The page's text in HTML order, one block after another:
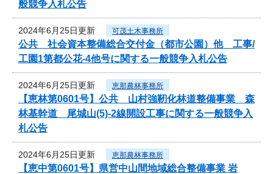
般競争入札公告
2024年6月25日更新 可茂土木事務所
公共 社会資本整備総合交付金（都市公園）他 工事/
工園1第都公花-4他号に関する一般競争入札公告
2024年6月25日更新 恵那農林事務所
【恵林第0601号】公共 山村強靭化林道整備事業 森
林基幹道 尾城山(5)-2線開設工事に関する一般競争入
札公告
2024年6月25日更新 恵那農林事務所
【恵中第0601号】県営中山間地域総合整備事業 岩